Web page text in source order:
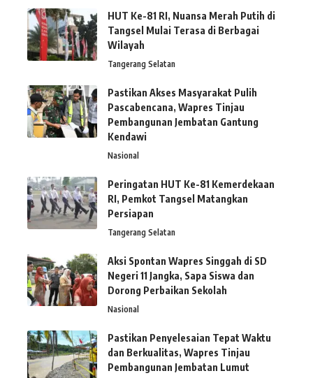
HUT Ke-81 RI, Nuansa Merah Putih di
Tangsel Mulai Terasa di Berbagai
Wilayah
Tangerang Selatan
Pastikan Akses Masyarakat Pulih
Pascabencana, Wapres Tinjau
Pembangunan Jembatan Gantung
Kendawi
Nasional
Peringatan HUT Ke-81 Kemerdekaan
RI, Pemkot Tangsel Matangkan
Persiapan
Tangerang Selatan
Aksi Spontan Wapres Singgah di SD
Negeri 11 Jangka, Sapa Siswa dan
Dorong Perbaikan Sekolah
Nasional
Pastikan Penyelesaian Tepat Waktu
dan Berkualitas, Wapres Tinjau
Pembangunan Jembatan Lumut